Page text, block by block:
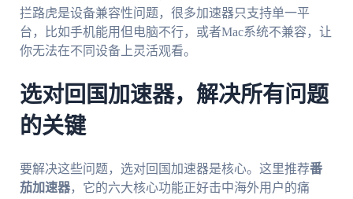
拦路虎是设备兼容性问题，很多加速器只支持单一平
台，比如手机能用但电脑不行，或者Mac系统不兼容，让
你无法在不同设备上灵活观看。
选对回国加速器，解决所有问题
的关键
要解决这些问题，选对回国加速器是核心。这里推荐番
茄加速器，它的六大核心功能正好击中海外用户的痛